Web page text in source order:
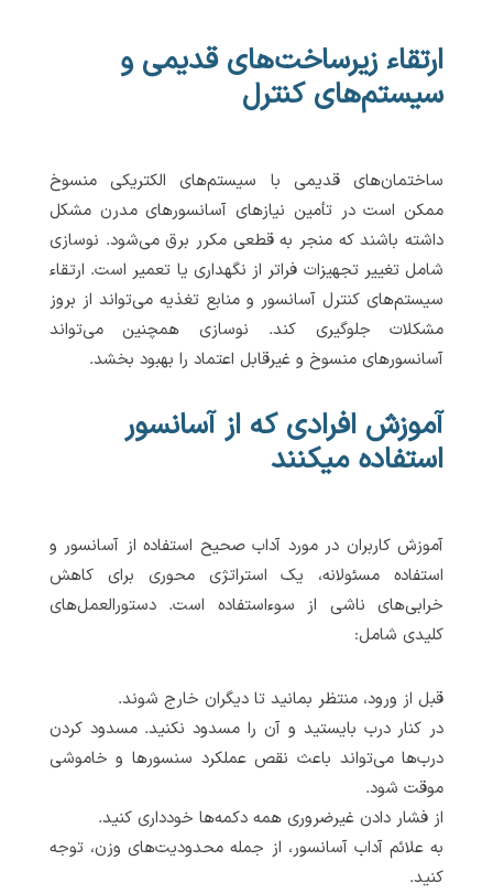
ارتقاء زیرساخت‌های قدیمی و
سیستم‌های کنترل
ساختمان‌های قدیمی با سیستم‌های الکتریکی منسوخ
ممکن است در تأمین نیازهای آسانسورهای مدرن مشکل
داشته باشند که منجر به قطعی مکرر برق می‌شود. نوسازی
شامل تغییر تجهیزات فراتر از نگهداری یا تعمیر است. ارتقاء
سیستم‌های کنترل آسانسور و منابع تغذیه می‌تواند از بروز
مشکلات جلوگیری کند. نوسازی همچنین می‌تواند
آسانسورهای منسوخ و غیرقابل اعتماد را بهبود بخشد.
آموزش افرادی که از آسانسور
استفاده میکنند
آموزش کاربران در مورد آداب صحیح استفاده از آسانسور و
استفاده مسئولانه، یک استراتژی محوری برای کاهش
خرابی‌های ناشی از سوءاستفاده است. دستورالعمل‌های
کلیدی شامل:
قبل از ورود، منتظر بمانید تا دیگران خارج شوند.
در کنار درب بایستید و آن را مسدود نکنید. مسدود کردن
درب‌ها می‌تواند باعث نقص عملکرد سنسورها و خاموشی
موقت شود.
از فشار دادن غیرضروری همه دکمه‌ها خودداری کنید.
به علائم آداب آسانسور، از جمله محدودیت‌های وزن، توجه
کنید.